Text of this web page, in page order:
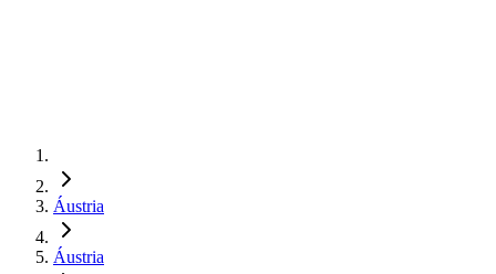
Áustria
Áustria